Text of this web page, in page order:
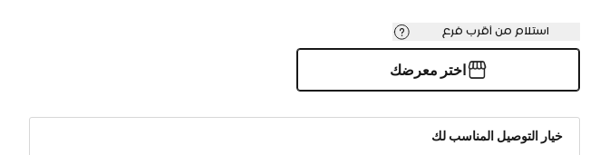
استلام من أقرب فرع
اختر معرضك
خيار التوصيل المناسب لك